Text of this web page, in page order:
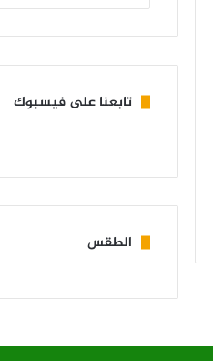
تابعنا على فيسبوك
الطقس